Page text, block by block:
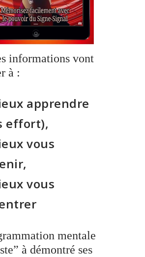
informations vont
à :
apprendre
effort),
vous
vous
mentale
à démontré ses